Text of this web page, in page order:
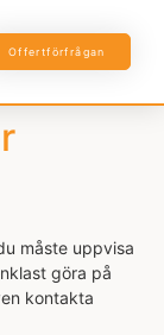
Offertförfrågan
måste uppvisa
göra på
kontakta